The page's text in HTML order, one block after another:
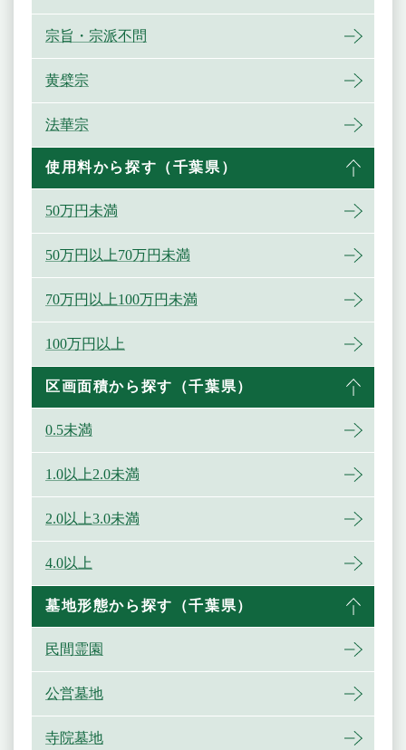
宗旨・宗派不問
黄檗宗
法華宗
使用料から探す（千葉県）
50万円未満
50万円以上70万円未満
70万円以上100万円未満
100万円以上
区画面積から探す（千葉県）
0.5未満
1.0以上2.0未満
2.0以上3.0未満
4.0以上
墓地形態から探す（千葉県）
民間霊園
公営墓地
寺院墓地